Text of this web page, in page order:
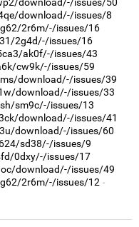
download/-/issues/8
2r6m/-/issues/16
2g4d/-/issues/16
ak0f/-/issues/43
cw9k/-/issues/59
download/-/issues/39
download/-/issues/33
sm9c/-/issues/13
download/-/issues/41
download/-/issues/60
sd38/-/issues/9
0dxy/-/issues/17
download/-/issues/49
2r6m/-/issues/12